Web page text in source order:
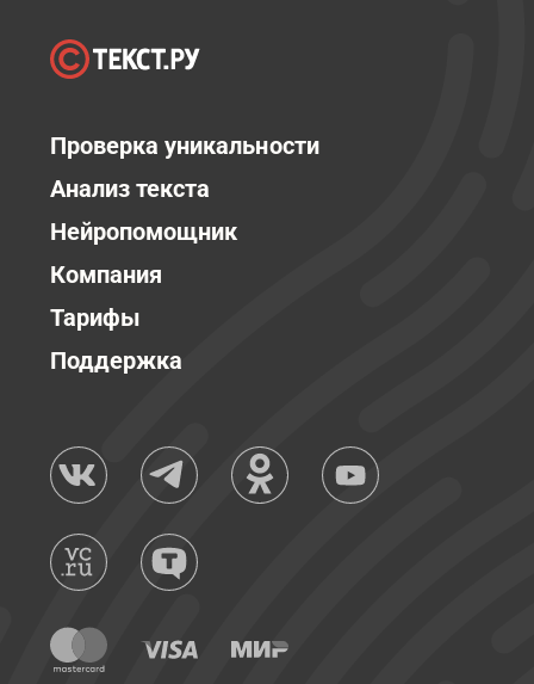
Проверка уникальности
Анализ текста
Нейропомощник
Компания
Тарифы
Поддержка